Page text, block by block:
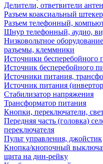
Делители, ответвители
Разъем коаксиальный
Разъем телефонный,
Шнур телефонный, аудио,
Низковольтное
разъемы, клеммники
Источники бесперебойного
Источник бесперебойного
Источники питания,
Источник питания
Стабилизатор напряжения
Трансформатор питания
Кнопки, переключатели,
Передняя часть (головка)
переключателя
Пульт управления, джойстик
Кнопка/кнопочный
щита на дин-рейку